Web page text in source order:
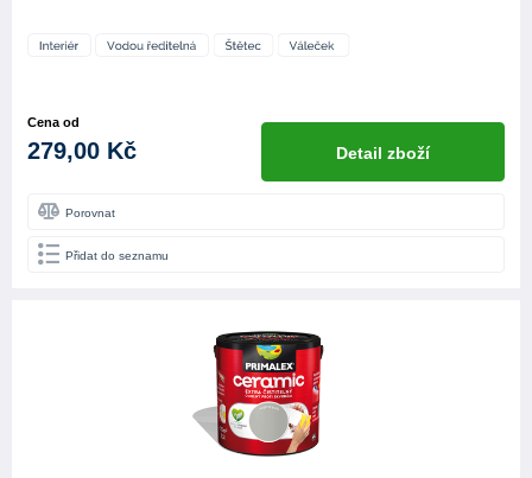
Cena od
279,00 Kč Detail zboží
Porovnat
Přidat do seznamu